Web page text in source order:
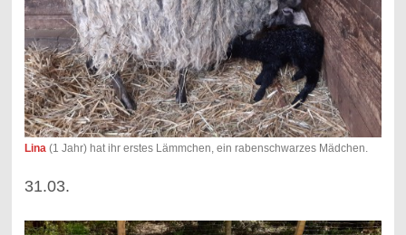
Lina (1 Jahr) hat ihr erstes Lämmchen, ein rabenschwarzes Mädchen.
31.03.